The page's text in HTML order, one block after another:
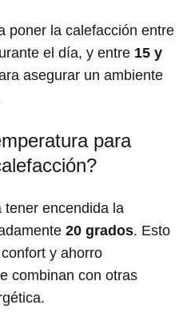
poner la calefacción entre
el día, y entre 15 y
asegurar un ambiente
para
tener encendida la
20 grados. Esto
y ahorro
combinan con otras